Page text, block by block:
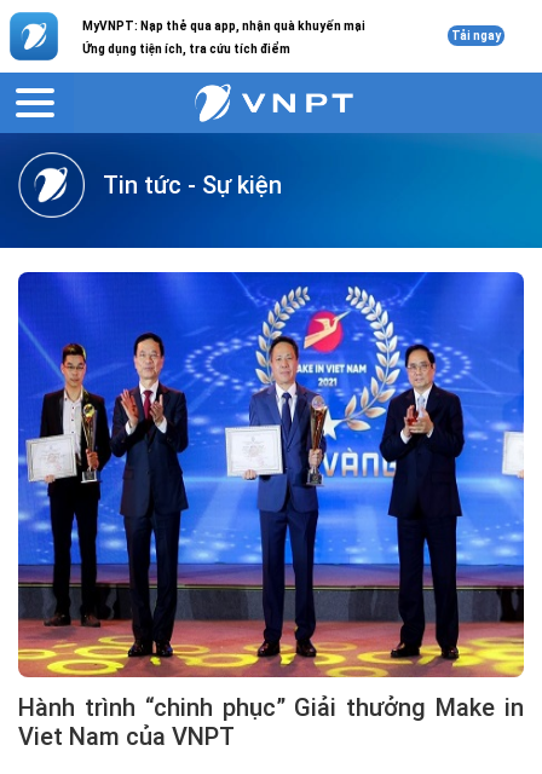
MyVNPT: Nạp thẻ qua app, nhận quà khuyến mại
Ứng dụng tiện ích, tra cứu tích điểm
Tải ngay
VNPT Tin tức
Tin tức - Sự kiện
Hành trình “chinh phục” Giải thưởng Make in
Viet Nam của VNPT